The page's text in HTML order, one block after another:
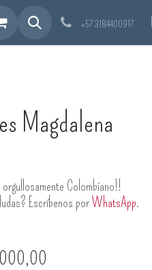
+57 3184400917
Magdalena
Colombiano!!
Escríbenos porWhatsApp.